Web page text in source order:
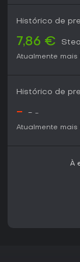
Histórico de
7,86 €
Atualmente mais
Histórico de
- - -
Atualmente mais
À